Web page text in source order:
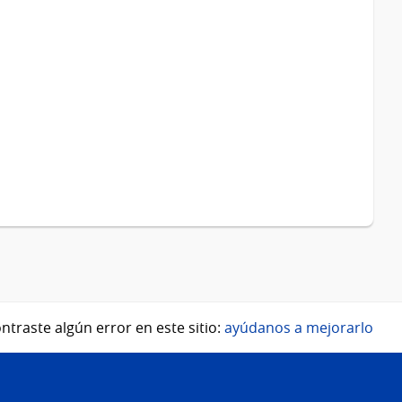
algún error en este sitio: ayúdanos a mejorarlo